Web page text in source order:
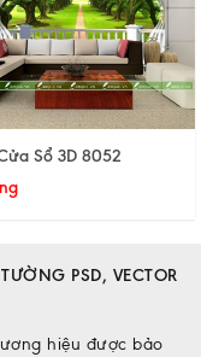
Sổ 3D 8052
PSD, VECTOR
hiệu được bảo